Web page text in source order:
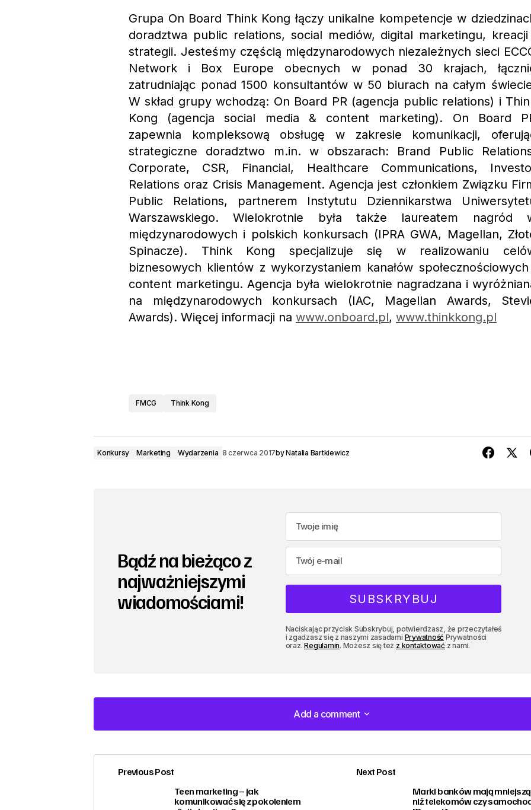
Grupa On Board Think Kong łączy unikalne kompetencje w
doradztwa public relations, social mediów, digital marketingu,
strategii. Jesteśmy częścią międzynarodowych niezależnych sieci
Network i Box Europe obecnych w ponad 30 krajach,
zatrudniając ponad 1500 konsultantów w 50 biurach na całym
W skład grupy wchodzą: On Board PR (agencja public relations) i
Kong (agencja social media & content marketing). On Board
zapewnia kompleksową obsługę w zakresie komunikacji,
strategiczne doradztwo m.in. w obszarach: Brand Public
Corporate, CSR, Financial, Healthcare Communications,
Relations oraz Crisis Management. Agencja jest członkiem Związku
Public Relations, partnerem Instytutu Dziennikarstwa
Warszawskiego. Wielokrotnie była także laureatem nagród
międzynarodowych i polskich konkursach (IPRA GWA, Magellan,
Spinacze). Think Kong specjalizuje się w realizowaniu
biznesowych klientów z wykorzystaniem kanałów
content marketingu. Agencja była wielokrotnie nagradzana i
na międzynarodowych konkursach (IAC, Magellan Awards,
Awards). Więcej informacji na www.onboard.pl, www.thinkkong.pl
FMCG Think Kong
Konkursy Marketing Wydarzenia 8 czerwca 2017byNatalia Bartkiewicz
Bądź na bieżąco z
najważniejszymi
wiadomościami!
Naciskając przycisk Subskrybuj, potwierdzasz, że przeczytałeś
i zgadzasz się z naszymi zasadami Prywatność Prywatności
oraz.Regulamin. Możesz się też z kontaktowaćz nami.
Add a comment
Add a comment
zalogować
Previous Post
Teen marketing – jak
komunikować się z pokoleniem
Next Post
Marki banków mają mniejszą
niż telekomów czy